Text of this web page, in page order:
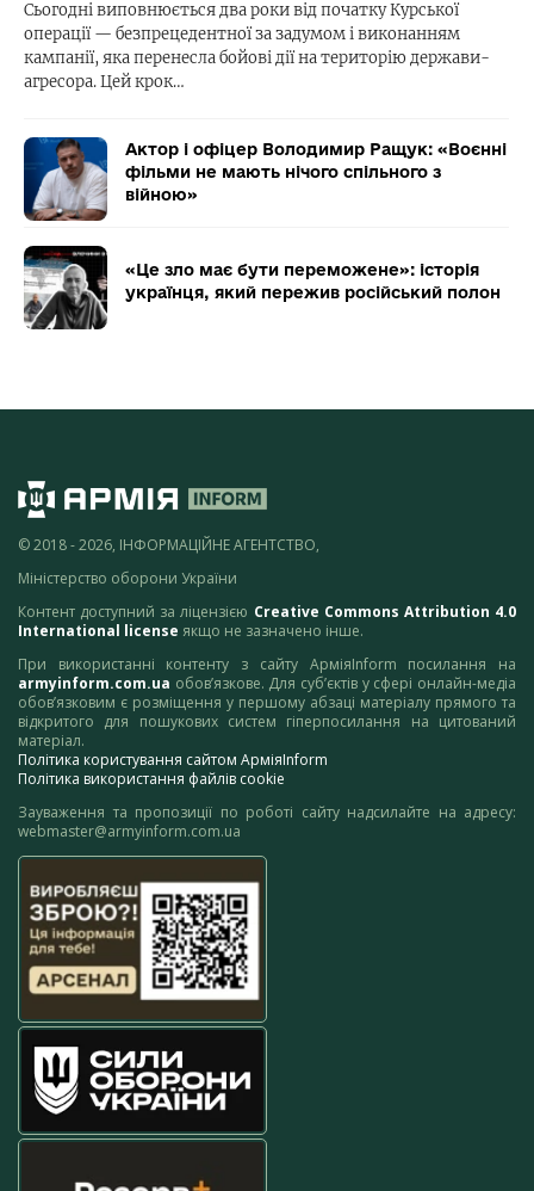
Сьогодні виповнюється два роки від початку Курської
операції — безпрецедентної за задумом і виконанням
кампанії, яка перенесла бойові дії на територію держави-
агресора. Цей крок…
Актор і офіцер Володимир Ращук: «Воєнні
фільми не мають нічого спільного з
війною»
«Це зло має бути переможене»: історія
українця, який пережив російський полон
© 2018 - 2026, ІНФОРМАЦІЙНЕ АГЕНТСТВО,
Міністерство оборони України
Контент доступний за ліцензією Creative Commons Attribution 4.0
International license якщо не зазначено інше.
При використанні контенту з сайту АрміяInform посилання на
armyinform.com.ua обов’язкове. Для суб’єктів у сфері онлайн-медіа
обов’язковим є розміщення у першому абзаці матеріалу прямого та
відкритого для пошукових систем гіперпосилання на цитований
матеріал.
Політика користування сайтом АрміяInform
Політика використання файлів cookie
Зауваження та пропозиції по роботі сайту надсилайте на адресу:
webmaster@armyinform.com.ua